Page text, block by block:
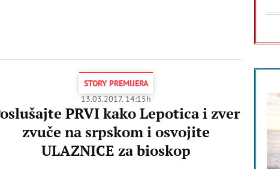
STORY PREMIJERA
13.03.2017. 14:15h
PRVI kako Lepotica i zver
zvuče na srpskom i osvojite
ULAZNICE za bioskop